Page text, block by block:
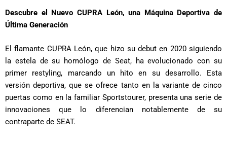
Descubre el Nuevo CUPRA León, una Máquina Deportiva de
Última Generación
El flamante CUPRA León, que hizo su debut en 2020 siguiendo
la estela de su homólogo de Seat, ha evolucionado con su
primer restyling, marcando un hito en su desarrollo. Esta
versión deportiva, que se ofrece tanto en la variante de cinco
puertas como en la familiar Sportstourer, presenta una serie de
innovaciones que lo diferencian notablemente de su
contraparte de SEAT.